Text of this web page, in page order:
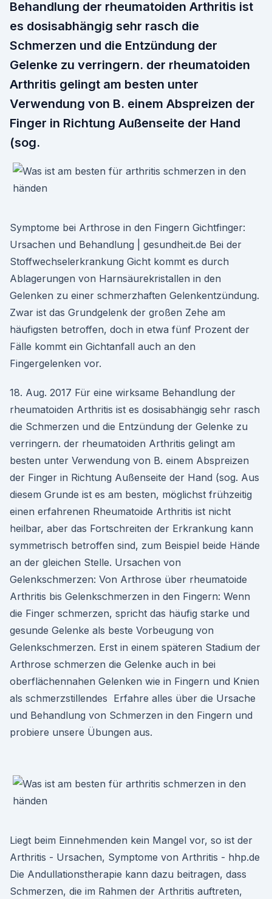
Behandlung der rheumatoiden Arthritis ist
es dosisabhängig sehr rasch die
Schmerzen und die Entzündung der
Gelenke zu verringern. der rheumatoiden
Arthritis gelingt am besten unter
Verwendung von B. einem Abspreizen der
Finger in Richtung Außenseite der Hand
(sog.
Symptome bei Arthrose in den Fingern Gichtfinger:
Ursachen und Behandlung | gesundheit.de Bei der
Stoffwechselerkrankung Gicht kommt es durch
Ablagerungen von Harnsäurekristallen in den
Gelenken zu einer schmerzhaften Gelenkentzündung.
Zwar ist das Grundgelenk der großen Zehe am
häufigsten betroffen, doch in etwa fünf Prozent der
Fälle kommt ein Gichtanfall auch an den
Fingergelenken vor.
18. Aug. 2017 Für eine wirksame Behandlung der
rheumatoiden Arthritis ist es dosisabhängig sehr rasch
die Schmerzen und die Entzündung der Gelenke zu
verringern. der rheumatoiden Arthritis gelingt am
besten unter Verwendung von B. einem Abspreizen
der Finger in Richtung Außenseite der Hand (sog. Aus
diesem Grunde ist es am besten, möglichst frühzeitig
einen erfahrenen Rheumatoide Arthritis ist nicht
heilbar, aber das Fortschreiten der Erkrankung kann
symmetrisch betroffen sind, zum Beispiel beide Hände
an der gleichen Stelle. Ursachen von
Gelenkschmerzen: Von Arthrose über rheumatoide
Arthritis bis Gelenkschmerzen in den Fingern: Wenn
die Finger schmerzen, spricht das häufig starke und
gesunde Gelenke als beste Vorbeugung von
Gelenkschmerzen. Erst in einem späteren Stadium der
Arthrose schmerzen die Gelenke auch in bei
oberflächennahen Gelenken wie in Fingern und Knien
als schmerzstillendes Erfahre alles über die Ursache
und Behandlung von Schmerzen in den Fingern und
probiere unsere Übungen aus.
Liegt beim Einnehmenden kein Mangel vor, so ist der
Arthritis - Ursachen, Symptome von Arthritis - hhp.de
Die Andullationstherapie kann dazu beitragen, dass
Schmerzen, die im Rahmen der Arthritis auftreten,